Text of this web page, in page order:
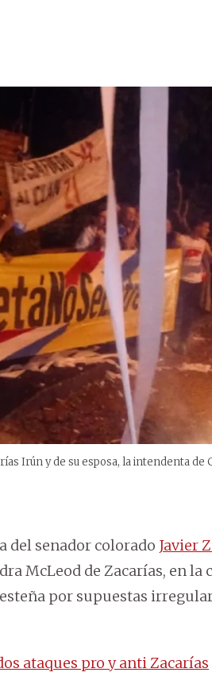
Irún y de su esposa, la intendenta de
del senador colorado Javier
McLeod de Zacarías, en la
por supuestas
ataques pro y anti Zacarías